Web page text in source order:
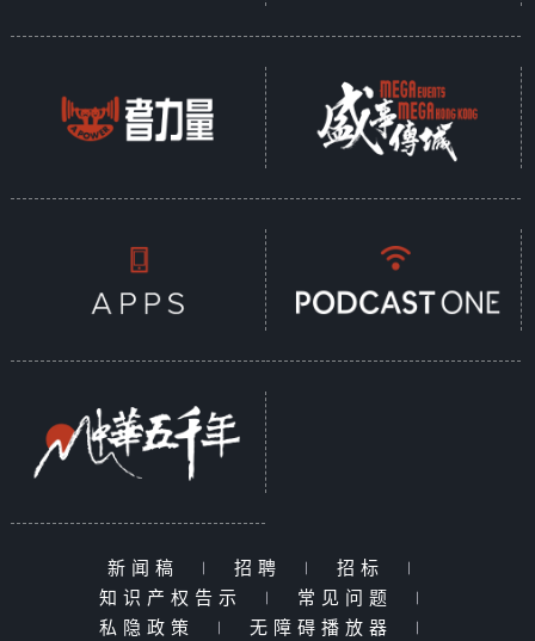
新闻稿 | 招聘 | 招标
|
知识产权告示
| 常见问题
|
私隐政策
| 无障碍播放器 |